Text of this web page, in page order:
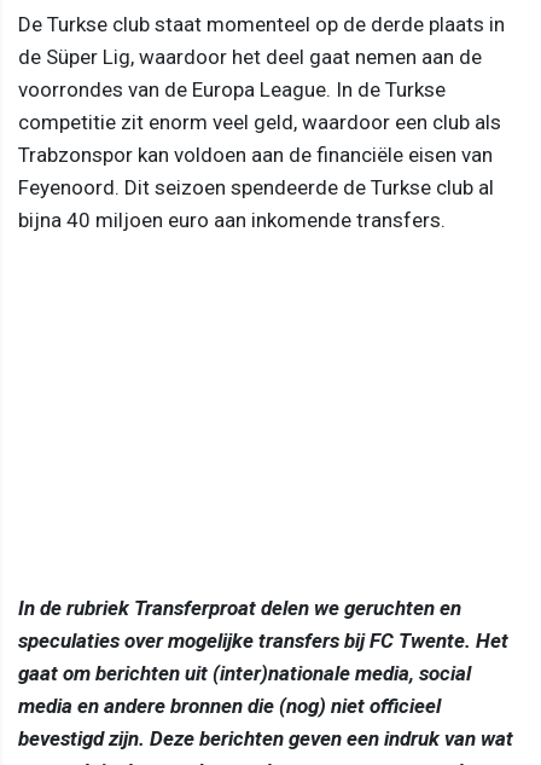
De Turkse club staat momenteel op de derde plaats in
de Süper Lig, waardoor het deel gaat nemen aan de
voorrondes van de Europa League. In de Turkse
competitie zit enorm veel geld, waardoor een club als
Trabzonspor kan voldoen aan de financiële eisen van
Feyenoord. Dit seizoen spendeerde de Turkse club al
bijna 40 miljoen euro aan inkomende transfers.
In de rubriek Transferproat delen we geruchten en
speculaties over mogelijke transfers bij FC Twente. Het
gaat om berichten uit (inter)nationale media, social
media en andere bronnen die (nog) niet officieel
bevestigd zijn. Deze berichten geven een indruk van wat